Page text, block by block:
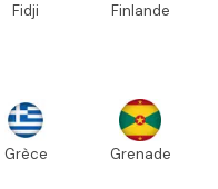
Fidji Finlande
Grèce Grenade